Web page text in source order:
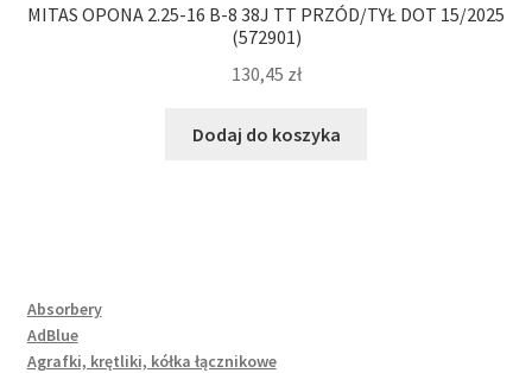
MITAS OPONA 2.25-16 B-8 38J TT PRZÓD/TYŁ DOT 15/2025
(572901)
130,45 zł
Dodaj do koszyka
Absorbery
AdBlue
Agrafki, krętliki, kółka łącznikowe